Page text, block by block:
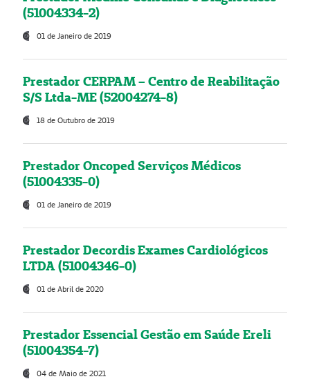
(51004334-2)
01 de Janeiro de 2019
Prestador CERPAM – Centro de Reabilitação
S/S Ltda-ME (52004274-8)
18 de Outubro de 2019
Prestador Oncoped Serviços Médicos
(51004335-0)
01 de Janeiro de 2019
Prestador Decordis Exames Cardiológicos
LTDA (51004346-0)
01 de Abril de 2020
Prestador Essencial Gestão em Saúde Ereli
(51004354-7)
04 de Maio de 2021